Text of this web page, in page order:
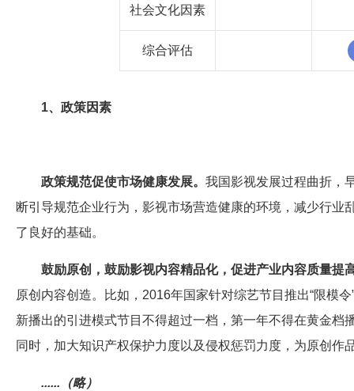
社会文化因素
综合评估
1、政策因素
政策规范促使市场健康发展。 我国影视发展过程曲折，
断引导规范企业行为，影视市场营造健康的环境，减少行
了良好的基础。
鼓励原创，鼓励影视内容精品化，促进产业内容质量提
原创内容创造。比如，2016年国家针对综艺节目推出“限模
新播出的引进模式节目不得超过一档，第一年不得在黄金
同时，加大知识产权保护力度以及侵权惩罚力度，为原创作
......（略）